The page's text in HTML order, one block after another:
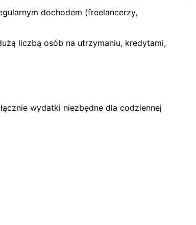
dochodem (freelancerzy,
liczbą osób na utrzymaniu, kredytami,
wydatki niezbędne dla codziennej